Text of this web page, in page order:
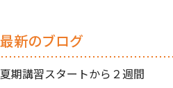
最新のブログ
夏期講習スタートから２週間